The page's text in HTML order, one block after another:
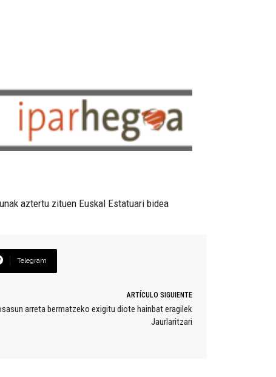
aztertu zituen Euskal Estatuari bidea
Telegram
ARTÍCULO SIGUIENTE
arreta bermatzeko exigitu diote hainbat eragilek
Jaurlaritzari